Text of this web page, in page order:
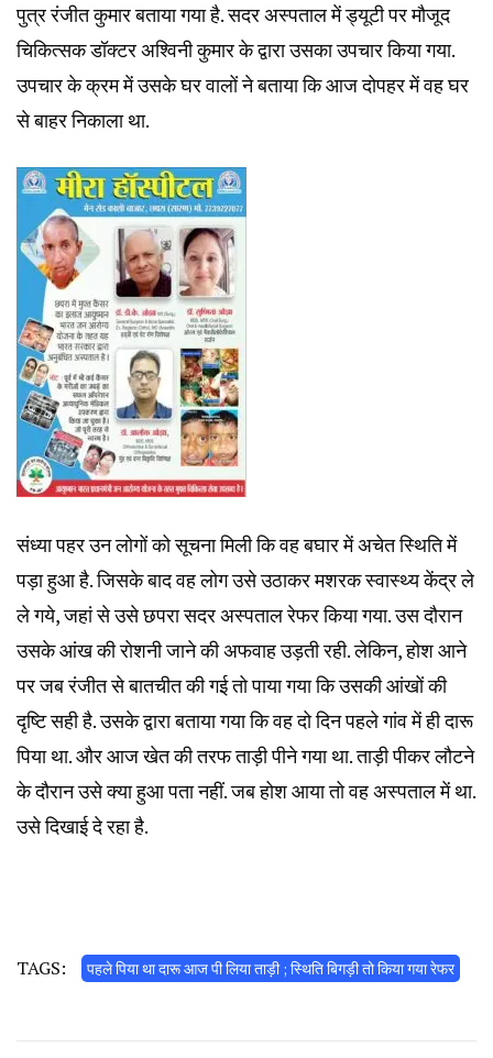
पुत्र रंजीत कुमार बताया गया है. सदर अस्पताल में ड्यूटी पर मौजूद
चिकित्सक डॉक्टर अश्विनी कुमार के द्वारा उसका उपचार किया गया.
उपचार के क्रम में उसके घर वालों ने बताया कि आज दोपहर में वह घर
से बाहर निकाला था.
संध्या पहर उन लोगों को सूचना मिली कि वह बघार में अचेत स्थिति में
पड़ा हुआ है. जिसके बाद वह लोग उसे उठाकर मशरक स्वास्थ्य केंद्र ले
ले गये, जहां से उसे छपरा सदर अस्पताल रेफर किया गया. उस दौरान
उसके आंख की रोशनी जाने की अफवाह उड़ती रही. लेकिन, होश आने
पर जब रंजीत से बातचीत की गई तो पाया गया कि उसकी आंखों की
दृष्टि सही है. उसके द्वारा बताया गया कि वह दो दिन पहले गांव में ही दारू
पिया था. और आज खेत की तरफ ताड़ी पीने गया था. ताड़ी पीकर लौटने
के दौरान उसे क्या हुआ पता नहीं. जब होश आया तो वह अस्पताल में था.
उसे दिखाई दे रहा है.
TAGS: पहले पिया था दारू आज पी लिया ताड़ी ; स्थिति बिगड़ी तो किया गया रेफर